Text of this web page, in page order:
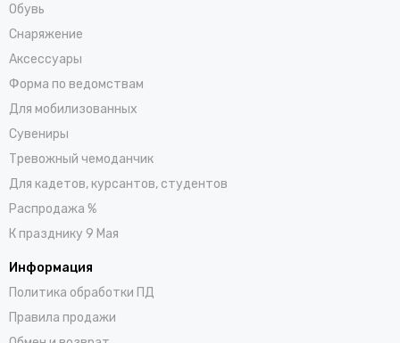
Обувь
Снаряжение
Аксессуары
Форма по ведомствам
Для мобилизованных
Сувениры
Тревожный чемоданчик
Для кадетов, курсантов, студентов
Распродажа %
К празднику 9 Мая
Информация
Политика обработки ПД
Правила продажи